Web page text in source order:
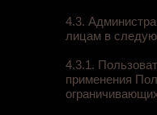
4.3.
лицам в
4.3.1.
применения